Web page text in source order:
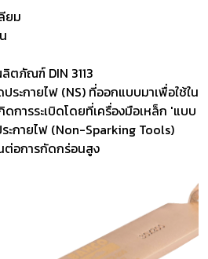
ยม
ตภัณฑ์ DIN 3113
ระกายไฟ (NS) ที่ออกแบบมาเพื่อใช้ใน
การระเบิดโดยที่เครื่องมือเหล็ก 'แบบ
ะกายไฟ (Non-Sparking Tools)
ต่อการกัดกร่อนสูง